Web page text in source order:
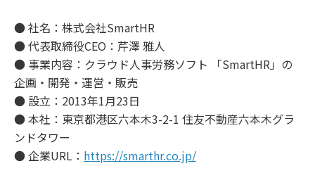
● 社名：株式会社SmartHR
● 代表取締役CEO：芹澤 雅人
● 事業内容：クラウド人事労務ソフト 「SmartHR」の
企画・開発・運営・販売
● 設立：2013年1月23日
● 本社：東京都港区六本木3-2-1 住友不動産六本木グラ
ンドタワー
● 企業URL： ​https://smarthr.co.jp/